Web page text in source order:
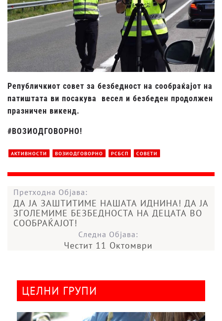
Републичкиот совет за безбедност на сообраќајот на
патиштата ви посакува весел и безбеден продолжен
празничен викенд.
#ВОЗИОДГОВОРНО!
АКТИВНОСТИ ВОЗИОДГОВОРНО РСБСП СОВЕТИ
Претходна Објава:
ДА ЈА ЗАШТИТИМЕ НАШАТА ИДНИНА! ДА ЈА
ЗГОЛЕМИМЕ БЕЗБЕДНОСТА НА ДЕЦАТА ВО
СООБРАЌАЈОТ!
Следна Објава:
Честит 11 Октомври
ЦЕЛНИ ГРУПИ